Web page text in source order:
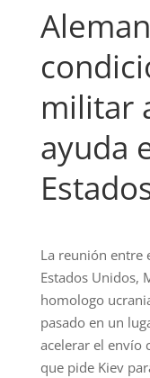
militar
ayuda
La reunión entre
Estados Unidos,
homologo
pasado en un
acelerar el envío
que pide Kiev